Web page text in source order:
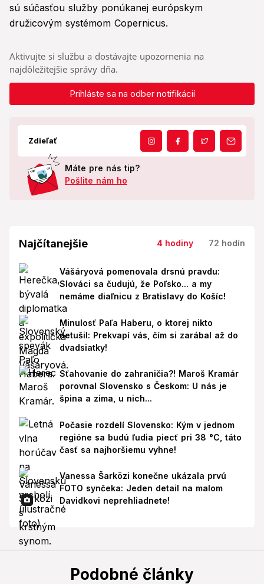
sú súčasťou služby ponúkanej európskym
družicovým systémom Copernicus.
Aktivujte si službu a dostávajte upozornenia na
najdôležitejšie správy dňa.
Prihláste sa na odber notifikácií
Zdieľať
Máte pre nás tip?
Pošlite nám ho
Najčítanejšie 4 hodiny 72 hodín
Vášáryová pomenovala drsnú pravdu:
Slováci sa čudujú, že Poľsko... a my
nemáme diaľnicu z Bratislavy do Košíc!
Minulosť Paľa Haberu, o ktorej nikto
netušil: Prekvapí vás, čím si zarábal až do
dvadsiatky!
Sťahovanie do zahraničia?! Maroš Kramár
porovnal Slovensko s Českom: U nás je
špina a zima, u nich...
Počasie rozdelí Slovensko: Kým v jednom
regióne sa budú ľudia piecť pri 38 °C, táto
časť sa najhoršiemu vyhne!
Vanessa Šarközi konečne ukázala prvú
FOTO synčeka: Jeden detail na malom
Davidkovi neprehliadnete!
Podobné články